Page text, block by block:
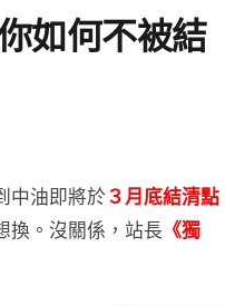
如何不被結
中油即將於 ３月底結清點
換。 沒關係，站長 《獨